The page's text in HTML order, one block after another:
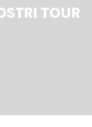
TOUR